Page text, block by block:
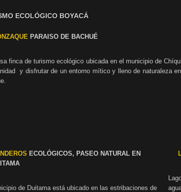
ECOLÓGICO BOYACÁ
PARAISO DE BACHUÉ
finca de turismo ecológico ubicada en el municipio de
y disfrutar de un entorno mítico y lleno de naturaleza
ECOLÓGICOS, PASEO NATURAL EN
de Duitama está ubicado en las estribaciones de